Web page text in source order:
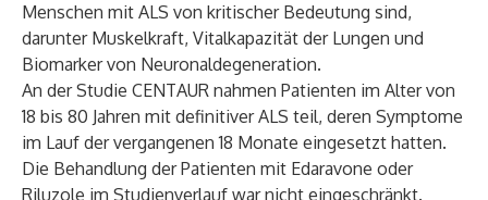
Menschen mit ALS von kritischer Bedeutung sind,
darunter Muskelkraft, Vitalkapazität der Lungen und
Biomarker von Neuronaldegeneration.
An der Studie CENTAUR nahmen Patienten im Alter von
18 bis 80 Jahren mit definitiver ALS teil, deren Symptome
im Lauf der vergangenen 18 Monate eingesetzt hatten.
Die Behandlung der Patienten mit Edaravone oder
Riluzole im Studienverlauf war nicht eingeschränkt.